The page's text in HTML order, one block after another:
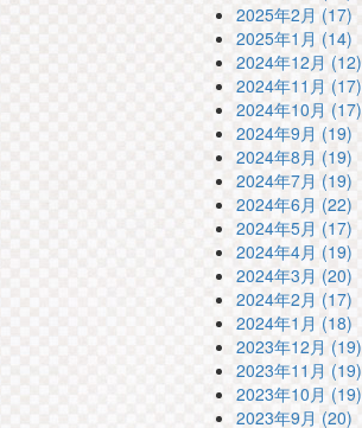
2025年2月 (17)
2025年1月 (14)
2024年12月 (12)
2024年11月 (17)
2024年10月 (17)
2024年9月 (19)
2024年8月 (19)
2024年7月 (19)
2024年6月 (22)
2024年5月 (17)
2024年4月 (19)
2024年3月 (20)
2024年2月 (17)
2024年1月 (18)
2023年12月 (19)
2023年11月 (19)
2023年10月 (19)
2023年9月 (20)